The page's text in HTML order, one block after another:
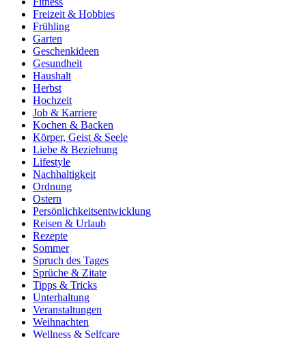
Freizeit & Hobbies
Frühling
Garten
Geschenkideen
Gesundheit
Haushalt
Herbst
Hochzeit
Job & Karriere
Kochen & Backen
Körper, Geist & Seele
Liebe & Beziehung
Lifestyle
Nachhaltigkeit
Ordnung
Ostern
Persönlichkeitsentwicklung
Reisen & Urlaub
Rezepte
Sommer
Spruch des Tages
Sprüche & Zitate
Tipps & Tricks
Unterhaltung
Veranstaltungen
Weihnachten
Wellness & Selfcare